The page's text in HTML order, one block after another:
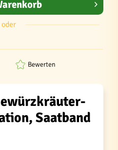
oder
Bewerten
Saatband